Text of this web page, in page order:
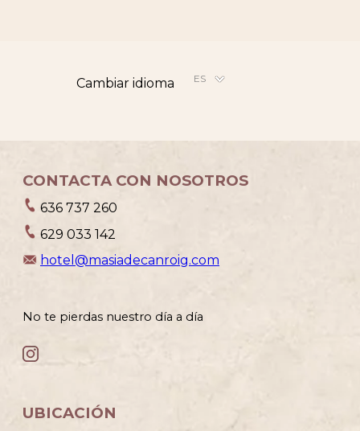
Cambiar idioma ES
CONTACTA CON NOSOTROS
636 737 260
629 033 142
hotel@masiadecanroig.com
No te pierdas nuestro día a día
UBICACIÓN